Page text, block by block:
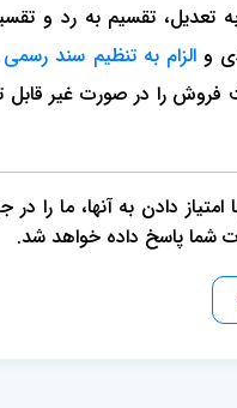
تقسیم به رد و
والزام به تنظیم سند رسمی
را در صورت غیر قابل
دادن به آنها، ما را
شما پاسخ داده خواهد شد.